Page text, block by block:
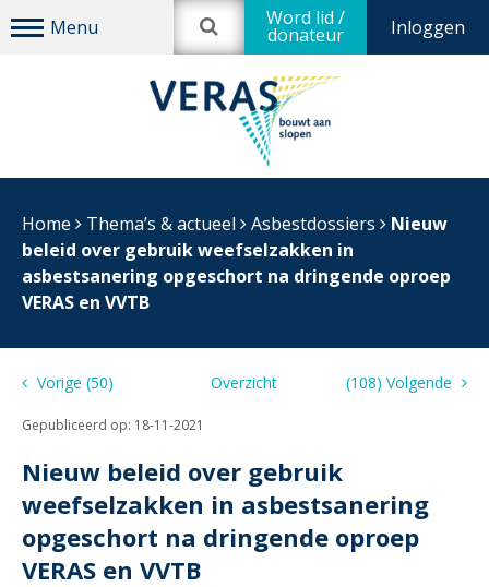
Inloggen
Word lid /
donateur
Home Thema’s & actueel Asbestdossiers
Nieuw
beleid over gebruik weefselzakken in
asbestsanering opgeschort na dringende oproep
VERAS en VVTB
Vorige (50) Overzicht (108) Volgende
Gepubliceerd op: 18-11-2021
Nieuw beleid over gebruik
weefselzakken in asbestsanering
opgeschort na dringende oproep
VERAS en VVTB